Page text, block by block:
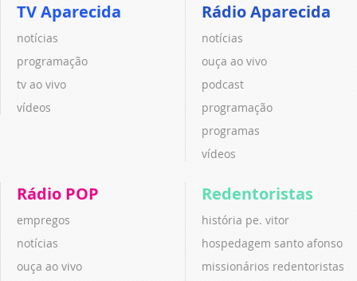
TV Aparecida
notícias
programação
tv ao vivo
vídeos
Rádio Aparecida
notícias
ouça ao vivo
podcast
programação
programas
vídeos
Rádio POP
empregos
notícias
ouça ao vivo
Redentoristas
história pe. vitor
hospedagem santo afonso
missionários redentoristas